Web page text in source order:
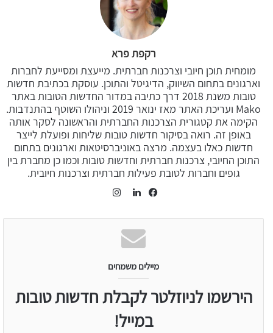
רקפת פרא
מומחית תוכן חיובי וצרכנות חברתית. מייעצת ומסייעת לחברות
וארגונים בתחום השיווק, הדיגיטל והתוכן. עוסקת בכתיבת חדשות
טובות משנת 2018 דרך כתיבה במדור החדשות הטובות באתר
Mako ועריכת האתר מאז ינואר 2019 וניהולו השוטף בהתנדבות.
הקימה את קטגורית הצרכנות החברתית והראשונה לסקר אותה
באופן זה. רואה בסיקור חדשות טובות שליחות ופועלת לייצר
חדשות כאלו בעצמה. מרצה באוניברסיטאות וארגונים בתחום
התוכן החיובי, צרכנות חברתית וחדשות טובות וכמו כן מחברת בין
גופים וחברות לטובת פעילות חברתית וצרכנות חיובית.
מיילים משמחים
הירשמו לניוזלטר לקבלת חדשות טובות
במייל!